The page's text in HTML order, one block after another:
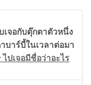
เจอกับตุ๊กตาตัวหนึ่ง
บาร์บี้ในเวลาต่อมา
ปเจอมีชื่อว่าอะไร